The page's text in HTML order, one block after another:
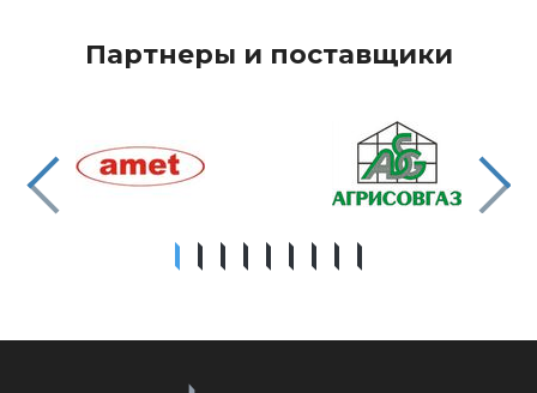
Партнеры и поставщики